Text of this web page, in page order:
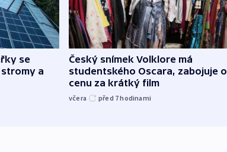
se
a
Český snímek Volklore má
studentského Oscara, zabojuje o
cenu za krátký film
včera před 7hodinami